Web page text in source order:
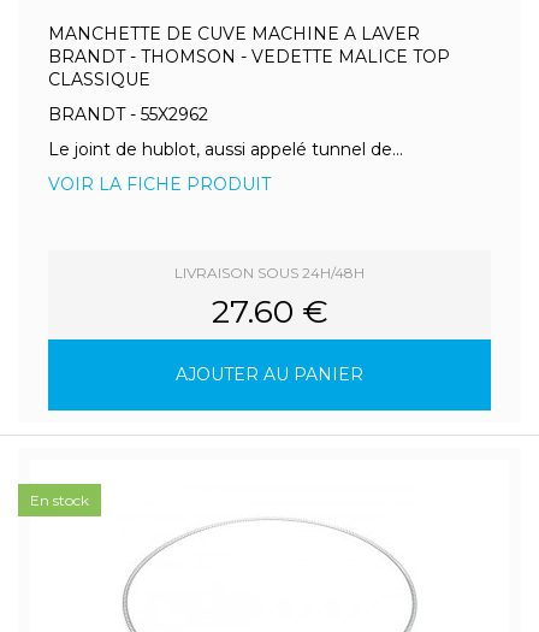
MANCHETTE DE CUVE MACHINE A LAVER
BRANDT - THOMSON - VEDETTE MALICE TOP
CLASSIQUE
BRANDT - 55X2962
Le joint de hublot, aussi appelé tunnel de...
VOIR LA FICHE PRODUIT
LIVRAISON SOUS 24H/48H
27.60 €
AJOUTER AU PANIER
En stock